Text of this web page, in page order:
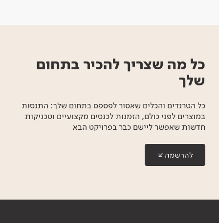
כל מה שצריך להכיר בתחום
שלך
כל הטרנדים והכלים שאסור לפספס בתחום שלך: התנסות
במוצרים לפני כולם, הזמנות לכנסים מקצועיים וטכניקות
חדשות שאפשר ליישם כבר בפרויקט הבא
להרשמה